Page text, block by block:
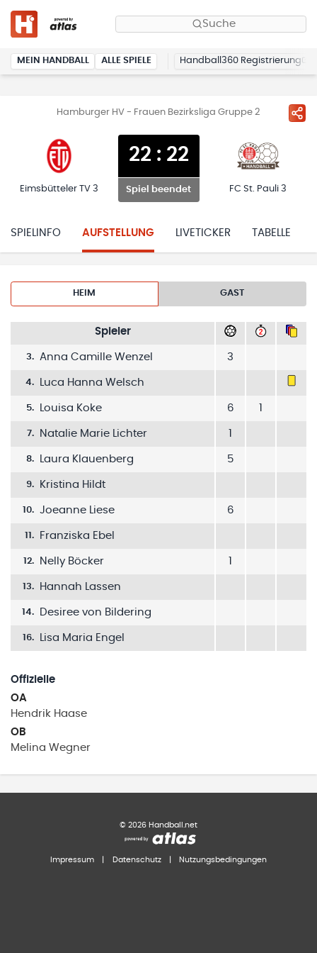
Suche
MEIN HANDBALL ALLE SPIELE Handball360 Registrierung
Hamburger HV - Frauen Bezirksliga Gruppe 2
Eimsbütteler TV 3
22: 22
Spiel beendet FC St. Pauli 3
SPIELINFO AUFSTELLUNG LIVETICKER TABELLE
HEIM GAST
Spieler
3. Anna Camille Wenzel 3
4. Luca Hanna Welsch
5. Louisa Koke 6
7. Natalie Marie Lichter
8. Laura Klauenberg 5
9. Kristina Hildt
10. Joeanne Liese 6
11. Franziska Ebel
12. Nelly Böcker
13. Hannah Lassen
14. Desiree von Bildering
16. Lisa Maria Engel
Offizielle
OA
Hendrik Haase
OB
Melina Wegner
© 2026 Handball.net
Impressum Datenschutz Nutzungsbedingungen